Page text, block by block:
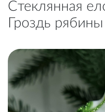
Стеклянная
Гроздь рябины